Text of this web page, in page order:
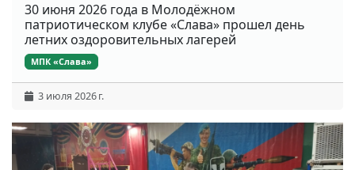
30 июня 2026 года в Молодёжном
патриотическом клубе «Слава» прошел день
летних оздоровительных лагерей
МПК «Слава»
3 июля 2026 г.